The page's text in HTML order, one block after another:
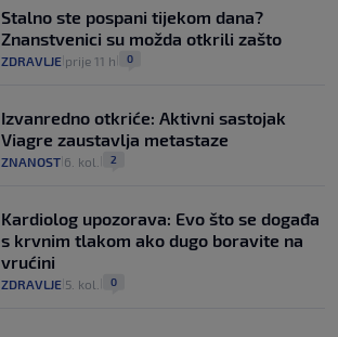
Stalno ste pospani tijekom dana?
Znanstvenici su možda otkrili zašto
ZDRAVLJE prije 11 h 0
Izvanredno otkriće: Aktivni sastojak
Viagre zaustavlja metastaze
ZNANOST 6. kol. 2
Kardiolog upozorava: Evo što se događa
s krvnim tlakom ako dugo boravite na
vrućini
ZDRAVLJE 5. kol. 0